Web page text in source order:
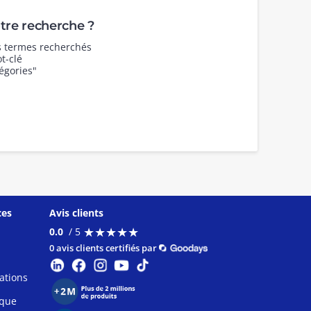
recherche ?
recherchés
clé
Avis clients
0.0 / 5 ★★★★★
★★★★★
0 avis clients certifiés par